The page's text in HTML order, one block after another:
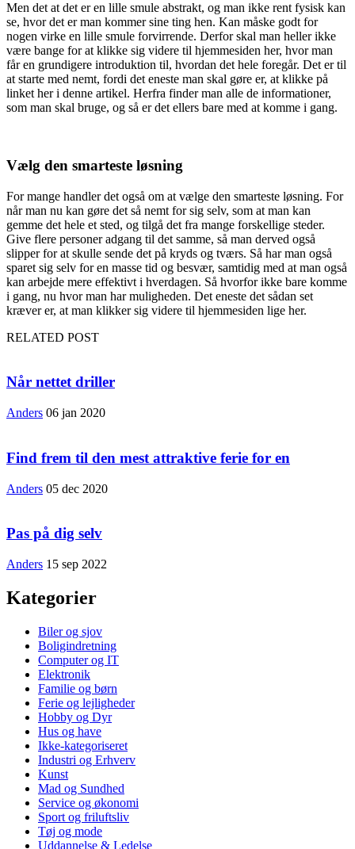
Men det at det er en lille smule abstrakt, og man ikke rent fysisk kan
se, hvor det er man kommer sine ting hen. Kan måske godt for
nogen virke en lille smule forvirrende. Derfor skal man heller ikke
være bange for at klikke sig videre til hjemmesiden her, hvor man
får en grundigere introduktion til, hvordan det hele foregår. Det er til
at starte med nemt, fordi det eneste man skal gøre er, at klikke på
linket her i denne artikel. Herfra finder man alle de informationer,
som man skal bruge, og så er det ellers bare med at komme i gang.
Vælg den smarteste løsning
For mange handler det også om at vælge den smarteste løsning. For
når man nu kan gøre det så nemt for sig selv, som at man kan
gemme det hele et sted, og tilgå det fra mange forskellige steder.
Give flere personer adgang til det samme, så man derved også
slipper for at skulle sende det på kryds og tværs. Så har man også
sparet sig selv for en masse tid og besvær, samtidig med at man også
kan arbejde mere effektivt i hverdagen. Så hvorfor ikke bare komme
i gang, nu hvor man har muligheden. Det eneste det sådan set
kræver er, at man klikker sig videre til hjemmesiden lige her.
RELATED POST
Når nettet driller
Anders 06 jan 2020
Find frem til den mest attraktive ferie for en
Anders 05 dec 2020
Pas på dig selv
Anders 15 sep 2022
Kategorier
Biler og sjov
Boligindretning
Computer og IT
Elektronik
Familie og børn
Ferie og lejligheder
Hobby og Dyr
Hus og have
Ikke-kategoriseret
Industri og Erhverv
Kunst
Mad og Sundhed
Service og økonomi
Sport og friluftsliv
Tøj og mode
Uddannelse & Ledelse